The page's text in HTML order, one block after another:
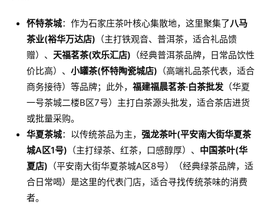
怀特茶城：作为石家庄茶叶核心集散地，这里聚集了八马
茶业(裕华万达店) （主打铁观音、普洱茶，适合礼品馈
赠）、 天福茗茶(欢乐汇店) （经典普洱茶品牌，日常品饮性
价比高）、 小罐茶(怀特陶瓷城店) （高端礼品茶代表，适合
商务接待）等品牌；此外， 福建福晨茗茶·白茶批发 （华夏
一号茶城二楼B区7号）主打白茶源头批发，适合茶店进货
或批量采购。
华夏茶城：以传统茶品为主， 强龙茶叶(平安南大街华夏茶
城A区1号) （主打绿茶、红茶，口感醇厚）、 中国茶叶(华
夏店) （平安南大街华夏茶城A区8号）（经典绿茶品牌，适
合日常喝）是这里的代表门店，适合寻找传统茶味的消费
者。